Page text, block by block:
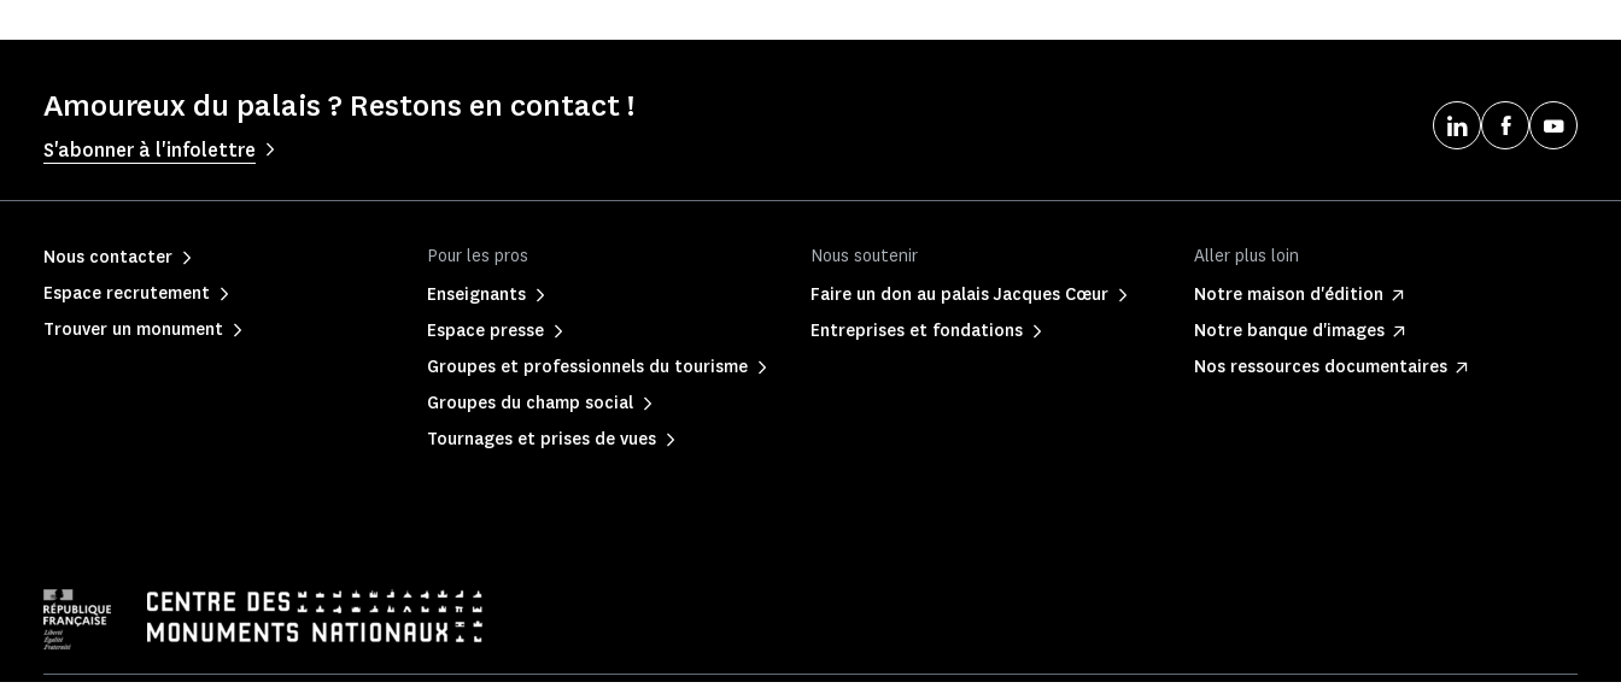
Amoureux du palais ? Restons en contact !
S'abonner à l'infolettre
Pour les pros
Enseignants
Espace presse
Groupes et professionnels du tourisme
Groupes du champ social
Tournages et prises de vues
Nous soutenir
Faire un don au palais Jacques Cœur
Entreprises et fondations
Aller plus loin
Notre maison d'édition
Notre banque d'images
Nos ressources documentaires
Nous contacter
Espace recrutement
Trouver un monument